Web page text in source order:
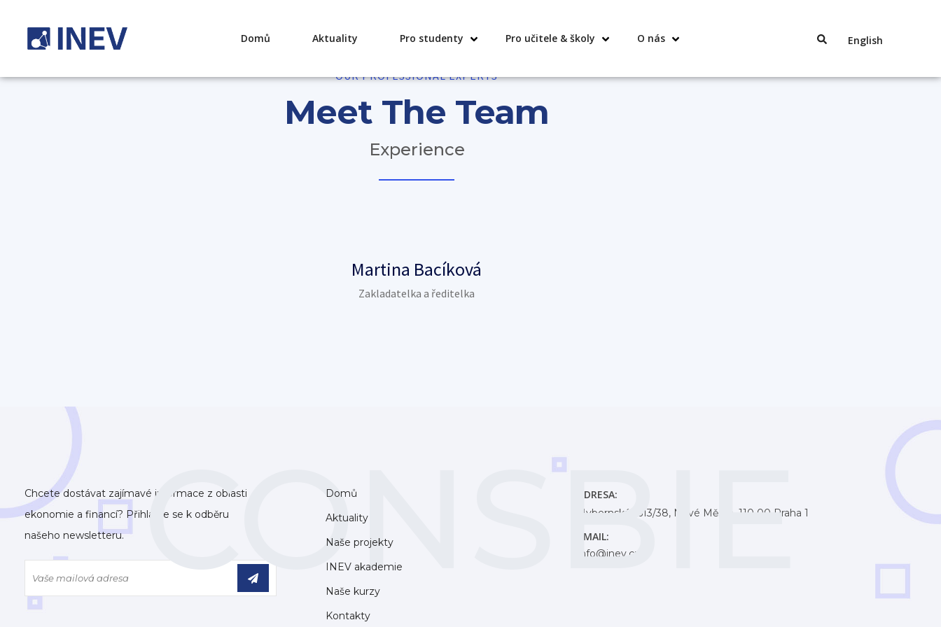
Domů Aktuality Pro studenty Pro učitele & školy O nás English
OUR PROFESSIONAL EXPERTS
Meet The Team
Experience
CONSBIE
Martina Bacíková
Zakladatelka a ředitelka
Chcete dostávat zajímavé informace z oblasti
ekonomie a financí? Přihlaste se k odběru
našeho newsletteru.
Domů
Aktuality
Naše projekty
INEV akademie
Naše kurzy
Kontakty
ADRESA:
Hybernská 1613/38, Nové Město, 110 00 Praha 1
EMAIL:
info@inev.cz